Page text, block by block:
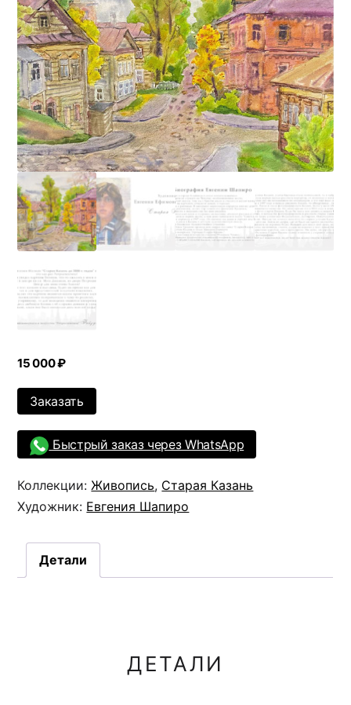
15 000₽
Заказать
Быстрый заказ через WhatsApp
Коллекции:Живопись, Старая Казань
Художник: Евгения Шапиро
Детали
ДЕТАЛИ